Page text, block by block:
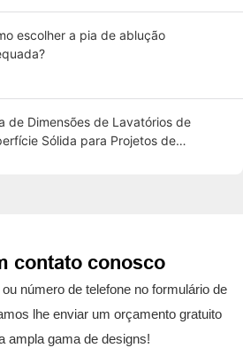
escolher a pia de ablução
de Dimensões de Lavatórios de
Sólida para Projetos de
contato conosco
número de telefone no formulário de
lhe enviar um orçamento gratuito
ampla gama de designs!